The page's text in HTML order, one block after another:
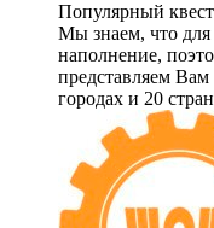
Популярный
Мы знаем, что для
наполнение,
представляем Вам
городах и 20